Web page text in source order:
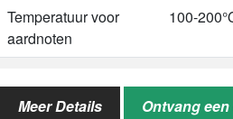
Temperatuur voor
aardnoten
100-
Methode voor olie-
Heet
Meer Details Ontvang